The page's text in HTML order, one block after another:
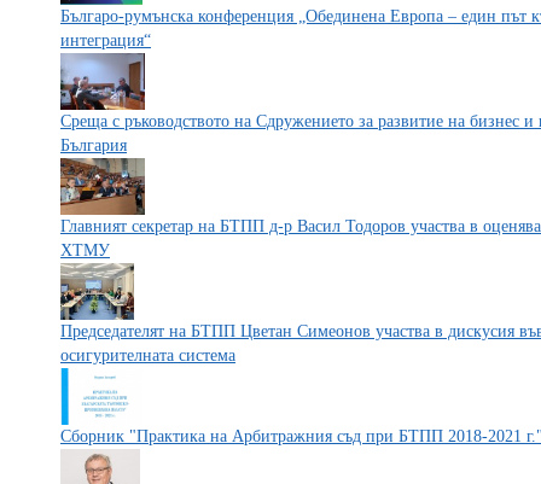
Българо-румънска конференция „Обединена Европа – един път
интеграция“
Среща с ръководството на Сдружението за развитие на бизнес
България
Главният секретар на БТПП д-р Васил Тодоров участва в
ХТМУ
Председателят на БТПП Цветан Симеонов участва в дискусия
осигурителната система
Сборник "Практика на Арбитражния съд при БТПП 2018-2021